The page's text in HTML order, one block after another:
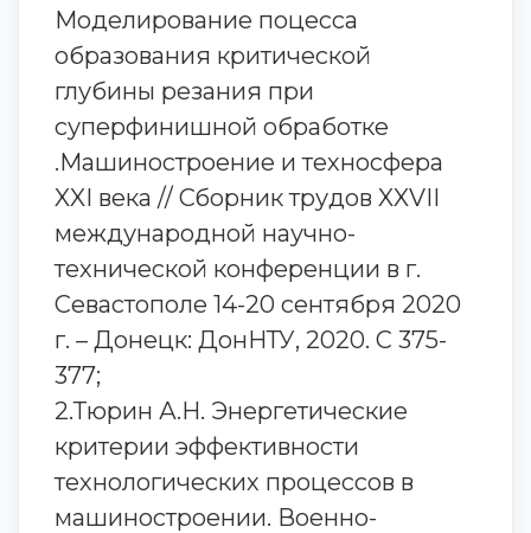
Моделирование поцесса
образования критической
глубины резания при
суперфинишной обработке
.Машиностроение и техносфера
XXI века // Сборник трудов XXVII
международной научно-
технической конференции в г.
Севастополе 14-20 сентября 2020
г. – Донецк: ДонНТУ, 2020. С 375-
377;
2.Тюрин А.Н. Энергетические
критерии эффективности
технологических процессов в
машиностроении. Военно-